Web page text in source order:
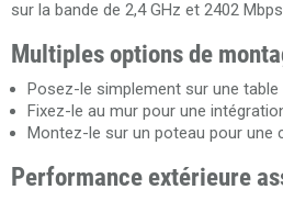
sur la bande de 2,4 GHz et 2402
Multiples options de
Posez-le simplement sur une table
Fixez-le au mur pour une
Montez-le sur un poteau pour une
Performance extérieure